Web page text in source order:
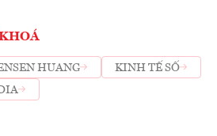
HUANG
KINH TẾ SỐ